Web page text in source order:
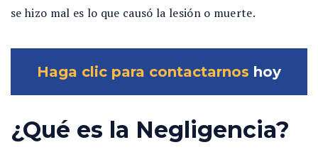
se hizo mal es lo que causó la lesión o muerte.
Haga clic para contactarnos hoy
¿Qué es la Negligencia?